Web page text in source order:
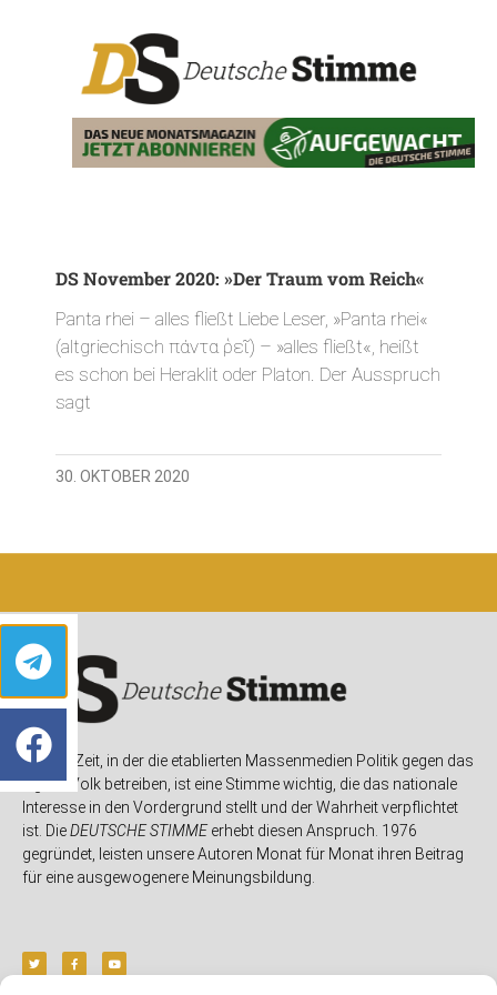
DS November 2020: »Der Traum vom Reich«
Panta rhei – alles fließt Liebe Leser, »Panta rhei«
(altgriechisch πάντα ῥεῖ) – »alles fließt«, heißt
es schon bei Heraklit oder Platon. Der Ausspruch
sagt
30. OKTOBER 2020
In einer Zeit, in der die etablierten Massenmedien Politik gegen das
eigene Volk betreiben, ist eine Stimme wichtig, die das nationale
Interesse in den Vordergrund stellt und der Wahrheit verpflichtet
ist. DieDEUTSCHE STIMMEerhebt diesen Anspruch. 1976
gegründet, leisten unsere Autoren Monat für Monat ihren Beitrag
für eine ausgewogenere Meinungsbildung.